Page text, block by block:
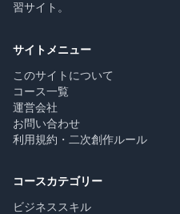
習サイト。
サイトメニュー
このサイトについて
コース一覧
運営会社
お問い合わせ
利用規約・二次創作ルール
コースカテゴリー
ビジネススキル